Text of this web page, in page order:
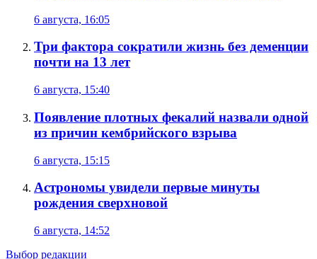
6 августа, 16:05
Три фактора сократили жизнь без деменции
почти на 13 лет
6 августа, 15:40
Появление плотных фекалий назвали одной
из причин кембрийского взрыва
6 августа, 15:15
Астрономы увидели первые минуты
рождения сверхновой
6 августа, 14:52
Выбор редакции